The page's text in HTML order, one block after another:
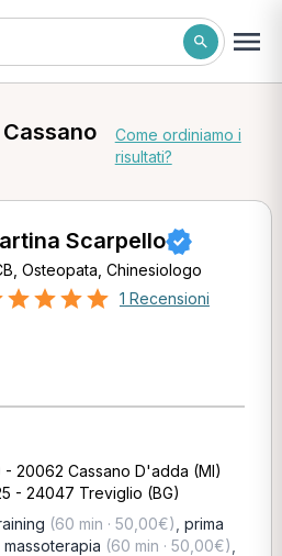
Come ordiniamo i
risultati?
Scarpello
Osteopata, Chinesiologo
1 Recensioni
- 20062 Cassano D'adda (MI)
- 24047 Treviglio (BG)
(60 min · 50,00€) prima
massoterapia (60 min · 50,00€)